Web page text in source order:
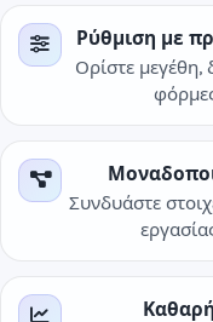
Ρύθμιση με
Ορίστε μεγέθη,
Συνδυάστε